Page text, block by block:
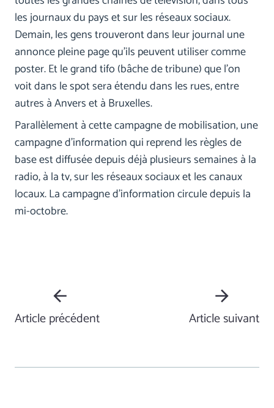
les journaux du pays et sur les réseaux sociaux.
Demain, les gens trouveront dans leur journal une
annonce pleine page qu'ils peuvent utiliser comme
poster. Et le grand tifo (bâche de tribune) que l'on
voit dans le spot sera étendu dans les rues, entre
autres à Anvers et à Bruxelles.
Parallèlement à cette campagne de mobilisation, une
campagne d'information qui reprend les règles de
base est diffusée depuis déjà plusieurs semaines à la
radio, à la tv, sur les réseaux sociaux et les canaux
locaux. La campagne d'information circule depuis la
mi-octobre.
Article précédent Article suivant